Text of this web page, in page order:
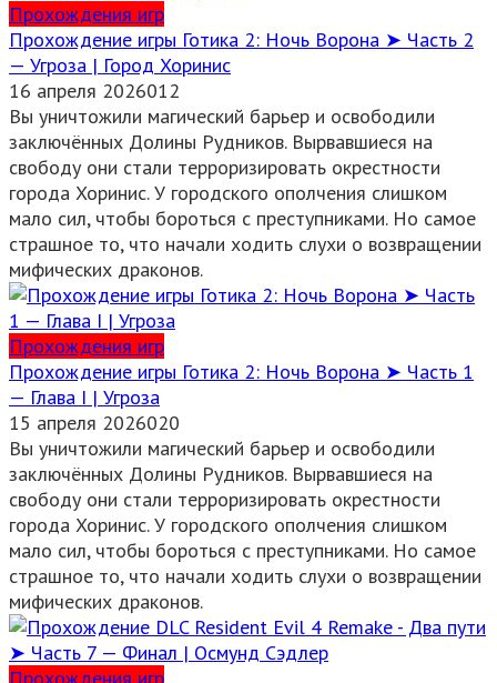
Прохождения игр
Прохождение игры Готика 2: Ночь Ворона ➤ Часть 2
— Угроза | Город Хоринис
16 апреля 2026012
Вы уничтожили магический барьер и освободили
заключённых Долины Рудников. Вырвавшиеся на
свободу они стали терроризировать окрестности
города Хоринис. У городского ополчения слишком
мало сил, чтобы бороться с преступниками. Но самое
страшное то, что начали ходить слухи о возвращении
мифических драконов.
Прохождения игр
Прохождение игры Готика 2: Ночь Ворона ➤ Часть 1
— Глава I | Угроза
15 апреля 2026020
Вы уничтожили магический барьер и освободили
заключённых Долины Рудников. Вырвавшиеся на
свободу они стали терроризировать окрестности
города Хоринис. У городского ополчения слишком
мало сил, чтобы бороться с преступниками. Но самое
страшное то, что начали ходить слухи о возвращении
мифических драконов.